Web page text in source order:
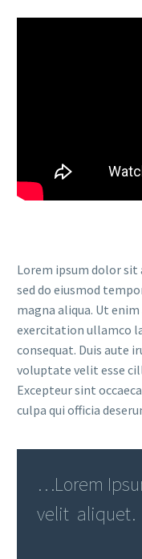
Lorem ipsum dolor
sed do eiusmod
magna aliqua. Ut
exercitation ullamco
consequat. Duis aute
voluptate velit esse
Excepteur sint
culpa qui officia
…Lorem
velit aliquet.